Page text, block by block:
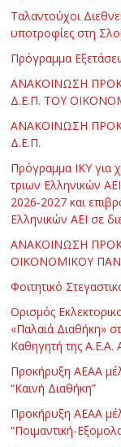
Ταλαντούχοι
υποτροφίες στη
Πρόγραμμα
ΑΝΑΚΟΙΝΩΣΗ
Δ.Ε.Π. ΤΟΥ
ΑΝΑΚΟΙΝΩΣΗ
Δ.Ε.Π.
Πρόγραμμα ΙΚΥ για
τριων Ελληνικών
2026-2027 και
Ελληνικών ΑΕΙ σε
ΑΝΑΚΟΙΝΩΣΗ
ΟΙΚΟΝΟΜΙΚΟΥ
Φοιτητικό
Ορισμός
«Παλαιά Διαθήκη»
Καθηγητή της Α.Ε.Α.
Προκήρυξη ΑΕΑΑ
“Καινή Διαθήκη”
Προκήρυξη ΑΕΑΑ
“Ποιμαντική-